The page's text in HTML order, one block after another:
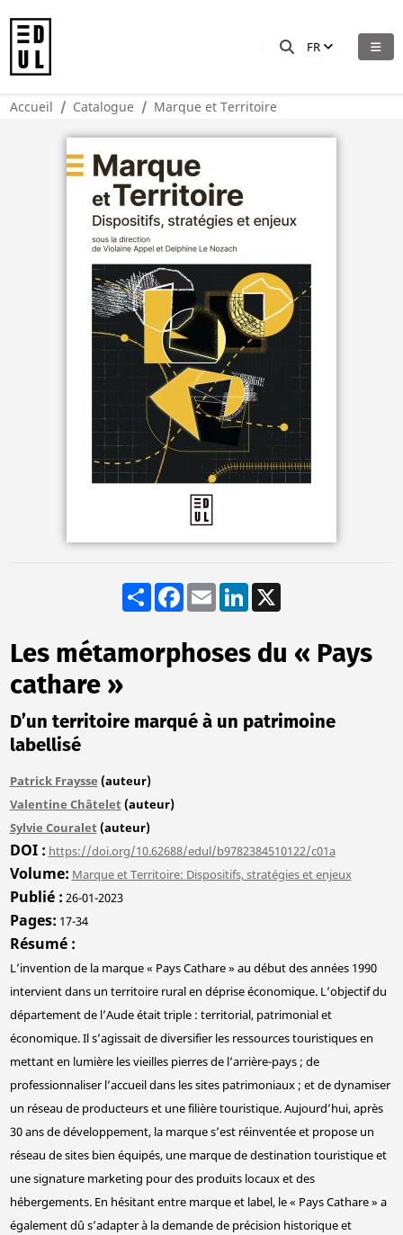
FR
Accueil Catalogue Marque et Territoire
Share Facebook
Email LinkedIn
Les métamorphoses du « Pays
cathare »
D’un territoire marqué à un patrimoine
labellisé
Patrick Fraysse (auteur)
Valentine Châtelet (auteur)
Sylvie Couralet (auteur)
DOI https://doi.org/10.62688/edul/b9782384510122/c01a
Volume Marque et Territoire: Dispositifs, stratégies et enjeux
Publié 26-01-2023
Pages 17-34
Résumé
L’invention de la marque « Pays Cathare » au début des années 1990
intervient dans un territoire rural en déprise économique. L’objectif du
département de l’Aude était triple : territorial, patrimonial et
économique. Il s’agissait de diversifier les ressources touristiques en
mettant en lumière les vieilles pierres de l’arrière-pays ; de
professionnaliser l’accueil dans les sites patrimoniaux ; et de dynamiser
un réseau de producteurs et une filière touristique. Aujourd’hui, après
30 ans de développement, la marque s’est réinventée et propose un
réseau de sites bien équipés, une marque de destination touristique et
une signature marketing pour des produits locaux et des
hébergements. En hésitant entre marque et label, le « Pays Cathare » a
également dû s’adapter à la demande de précision historique et